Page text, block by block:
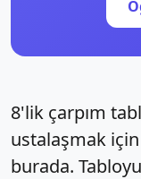
8'lik çarpım
ustalaşmak için
burada.